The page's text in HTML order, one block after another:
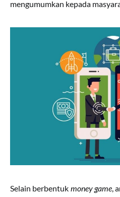
mengumumkan kepada
Selain berbentuk money game,